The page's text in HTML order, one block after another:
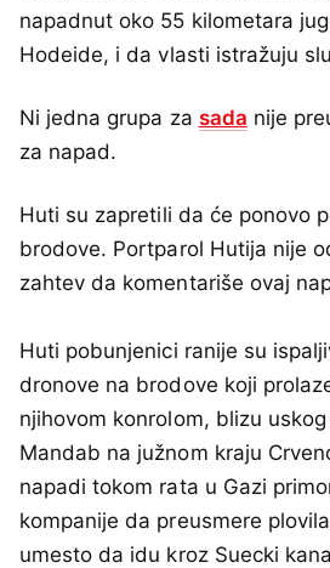
napadnut oko 55 kilometara
Hodeide, i da vlasti istražuju
Ni jedna grupa za sada nije
za napad.
Huti su zapretili da će ponovo
brodove. Portparol Hutija nije
zahtev da komentariše ovaj
Huti pobunjenici ranije su
dronove na brodove koji
njihovom konrolom, blizu
Mandab na južnom kraju
napadi tokom rata u Gazi
kompanije da preusmere
umesto da idu kroz Suecki